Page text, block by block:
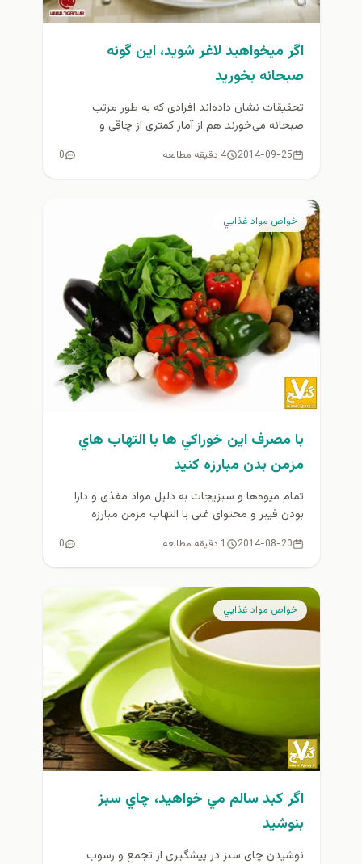
اگر ميخواهيد لاغر شويد، اين گونه
صبحانه بخوريد
تحقیقات نشان داده‌اند افرادی که به طور مرتب
صبحانه می‌خورند هم از آمار کمتری از چاقی و
2014-09-25 4 دقیقه مطالعه 0
خواص مواد غذايي
با مصرف اين خوراكي ها با التهاب هاي
مزمن بدن مبارزه كنيد
تمام میوه‌ها و سبزیجات به دلیل مواد مغذی و دارا
بودن فیبر و محتوای غنی با التهاب مزمن مبارزه
2014-08-20 1 دقیقه مطالعه 0
خواص مواد غذايي
اگر كبد سالم مي خواهيد، چاي سبز
بنوشيد
نوشیدن چای سبز در پیشگیری از تجمع و رسوب